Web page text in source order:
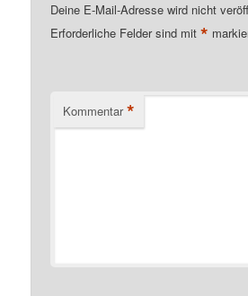
Deine E-Mail-Adresse wird nicht
Erforderliche Felder sind mit*
Kommentar *